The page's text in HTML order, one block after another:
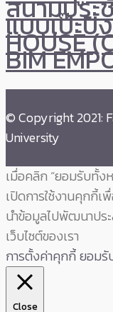
สนามประ
แบบเป๊ะปั
HOUSE
BIM
© Copyright 2021:
University
เมื่อคลิก “ยอมรับทั้ง
เปิดการใช้งานคุกกี้เ
นำข้อมูลไปพัฒนาปร
เว็บไซต์ของเรา
การตั้งค่าคุกกี้ยอม
Close